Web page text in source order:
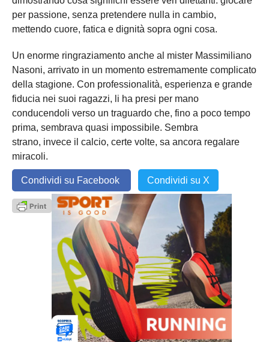
per passione, senza pretendere nulla in cambio,
mettendo cuore, fatica e dignità sopra ogni cosa.
Un enorme ringraziamento anche al mister Massimiliano
Nasoni, arrivato in un momento estremamente complicato
della stagione. Con professionalità, esperienza e grande
fiducia nei suoi ragazzi, li ha presi per mano
conducendoli verso un traguardo che, fino a poco tempo
prima, sembrava quasi impossibile. Sembra
strano, invece il calcio, certe volte, sa ancora regalare
miracoli.
Condividi su Facebook Condividi su X